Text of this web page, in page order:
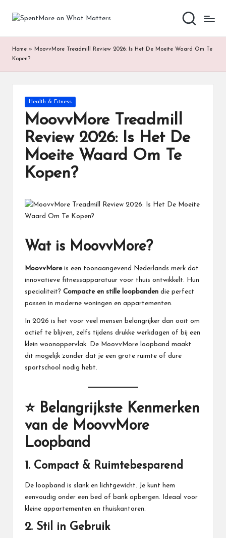
S
p
e
nt
or
W
at
te
rs
Add
the
every
online
Home » MoovvMore Treadmill Review 2026: Is Het De Moeite Waard Om Te
Kopen?
Posted
in
Health & Fitness
MoovvMore Treadmill
Review 2026: Is Het De
Moeite Waard Om Te
Kopen?
Wat is MoovvMore?
MoovvMoreis een toonaangevend Nederlands merk dat
innovatieve fitnessapparatuur voor thuis ontwikkelt. Hun
specialiteit? Compacte en stille loopbanden die perfect
passen in moderne woningen en appartementen.
In 2026 is het voor veel mensen belangrijker dan ooit om
actief te blijven, zelfs tijdens drukke werkdagen of bij een
klein woonoppervlak. De MoovvMore loopband maakt
dit mogelijk zonder dat je een grote ruimte of dure
sportschool nodig hebt.
⭐ Belangrijkste Kenmerken
van de MoovvMore
Loopband
1. Compact & Ruimtebesparend
De loopband is slank en lichtgewicht. Je kunt hem
eenvoudig onder een bed of bank opbergen. Ideaal voor
kleine appartementen en thuiskantoren.
2. Stil in Gebruik